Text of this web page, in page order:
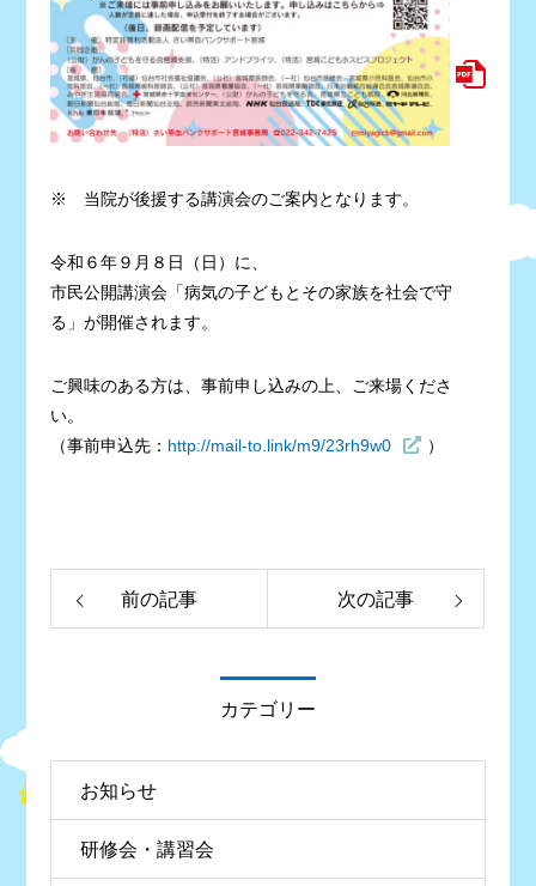
※ 当院が後援する講演会のご案内となります。
令和６年９月８日（日）に、
市民公開講演会「病気の子どもとその家族を社会で守
る」が開催されます。
ご興味のある方は、事前申し込みの上、ご来場くださ
い。
（事前申込先： http://mail-to.link/m9/23rh9w0 ）
前の記事 次の記事
カテゴリー
お知らせ
研修会・講習会